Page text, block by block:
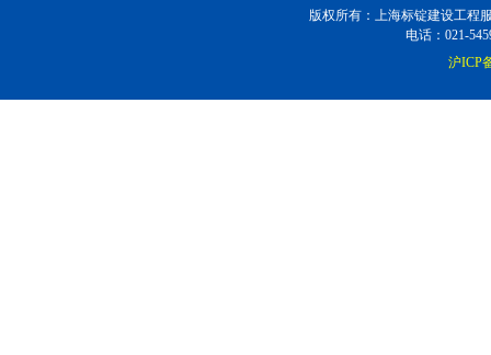
版权所有：上海标锭建设工程
电话：021-
沪ICP